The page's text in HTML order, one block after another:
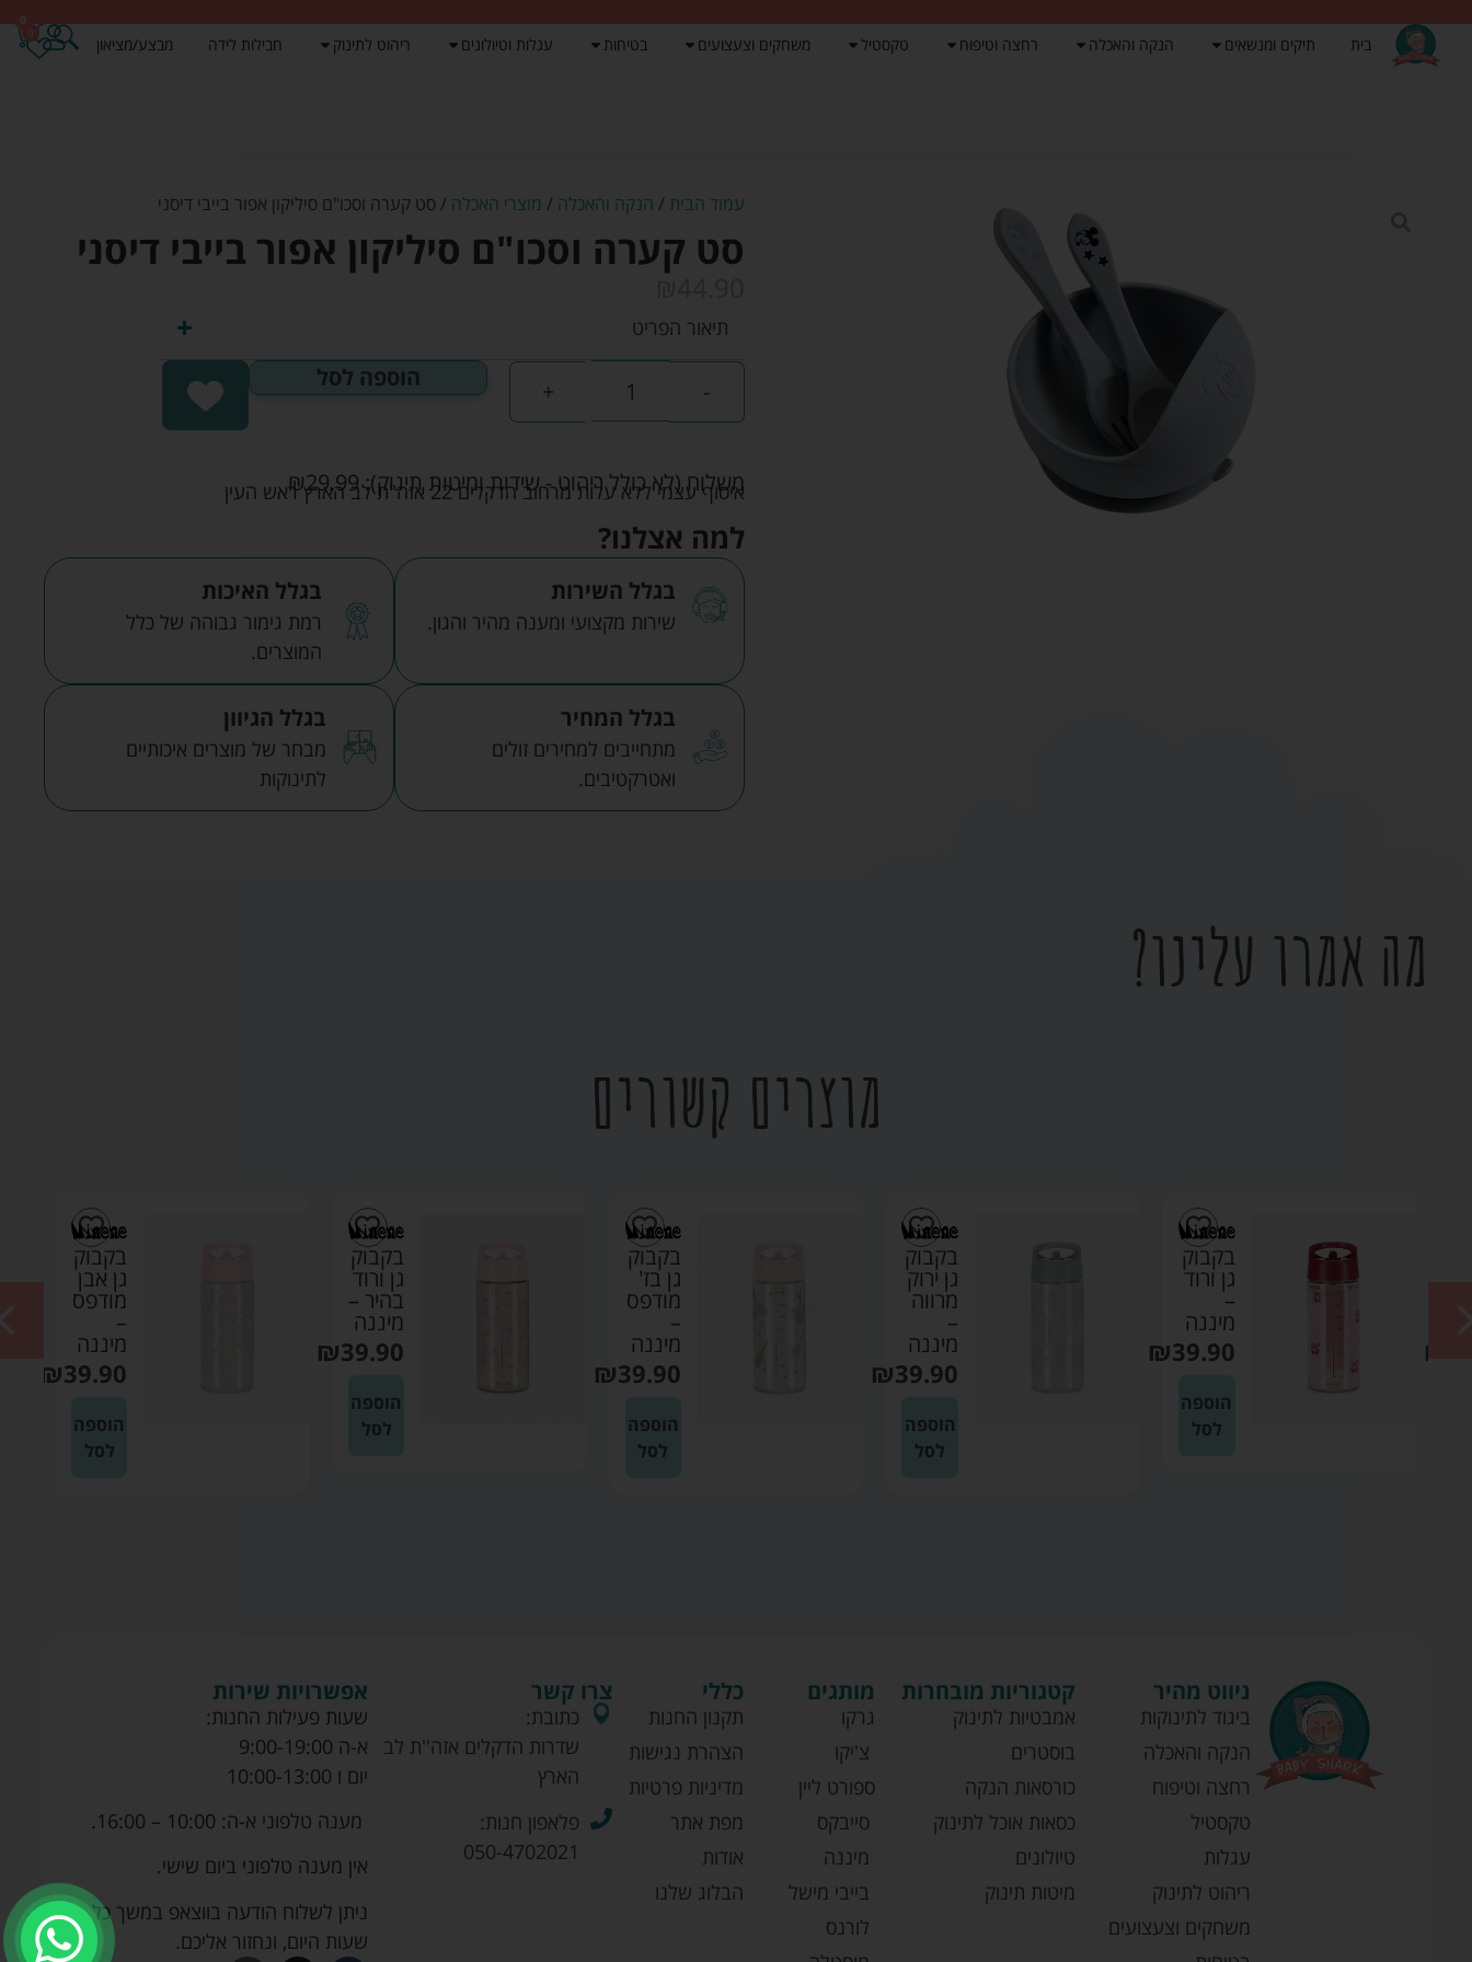
בית תיקים ומנשאים הנקה והאכלה רחצה וטיפוח טקסטיל משחקים וצעצועים בטיחות עגלות וטיולונים ריהוט לתינוק חבילות לידה מבצע/מציאון
0
עמוד הבית / הנקה והאכלה / מוצרי האכלה / סט קערה וסכו"ם סיליקון אפור בייבי דיסני
סט קערה וסכו"ם סיליקון אפור בייבי דיסני
תיאור הפריט
-
+ הוספה לסל
משלוח (לא כולל ריהוט - שידות ומיטות תינוק): ₪29.99 איסוף עצמי ללא עלות מרחוב הדקלים 22 אזה"ת לב הארץ ראש העין
למה אצלנו?
בגלל השירות
שירות מקצועי ומענה מהיר והגון.
בגלל האיכות
רמת גימור גבוהה של כלל
המוצרים.
בגלל המחיר
מתחייבים למחירים זולים
ואטרקטיבים.
בגלל הגיוון
מבחר של מוצרים איכותיים
לתינוקות
מה אמרו עלינו?
מוצרים קשורים
בקבוק
גן ירוק
–
מיננה
הוספה
בקבוק
גן בז'
מודפס
מיננה
39.90
הוספה
בקבוק
גן ורוד
בהיר –
39.90
לסל
בקבוק
גן אבן
מודפס
–
מיננה
הוספה
בקבוק
גן אבן
–
39.90
לסל
ניווט מהיר
ביגוד לתינוקות
הנקה והאכלה
רחצה וטיפוח
טקסטיל
עגלות
ריהוט לתינוק
משחקים וצעצועים
קטגוריות מובחרות
אמבטיות לתינוק
בוסטרים
כורסאות הנקה
כסאות אוכל לתינוק
טיולונים
מיטות תינוק
מותגים
גרקו
צ'יקו
ספורט ליין
סייבקס
מיננה
בייבי מישל
לורנס
כללי
תקנון החנות
הצהרת נגישות
מדיניות פרטיות
מפת אתר
אודות
הבלוג שלנו
צרו קשר
כתובת:
שדרות הדקלים אזה''ת לב
הארץ
פלאפון חנות:
050-4702021
אפשרויות שירות
שעות פעילות החנות:
א-ה 9:00-19:00
יום ו 10:00-13:00
מענה טלפוני א-ה: 10:00 – 16:00.
אין מענה טלפוני ביום שישי.
ניתן לשלוח הודעה בווצאפ במשך כל
שעות היום, ונחזור אליכם.